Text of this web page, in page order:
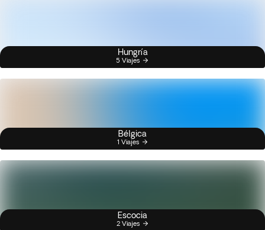
Hungría
5 Viajes
Bélgica
1 Viajes
Escocia
2 Viajes